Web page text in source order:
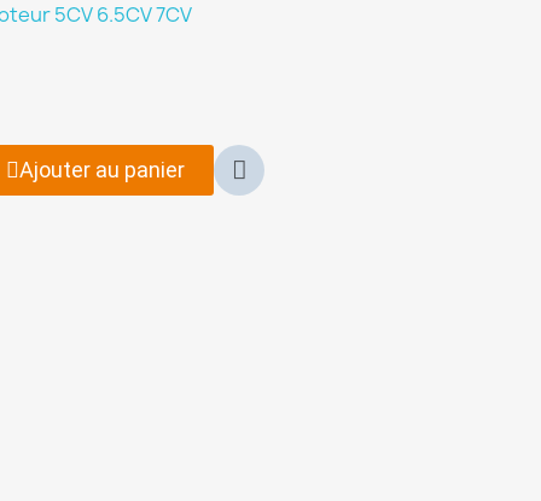
5CV 6.5CV 7CV
Ajouter au panier